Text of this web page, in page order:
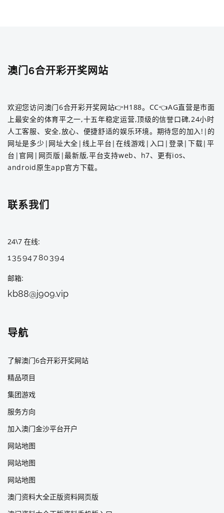
澳门6合开彩开奖网站
欢迎您访问澳门6合开彩开奖网站👉H188。CC👈AG直营是市面
上最安全的体育平之一,十五年稳定运营,顶级的信誉口碑,24小时
人工客服、安全,放心、便捷舒适的娱乐环境。期待您的加入!|的
网址是多少|网址大全|线上平台|在线游戏|入口|登录|下载|平
台|官网|网页版|最新版,平台支持web、h7、更有ios、
android原生app官方下载。
联系我们
24\7 在线
13594780394
邮箱
kb88@j909.vip
导航
了解澳门6合开彩开奖网站
精品项目
集团游戏
服务方向
加入澳门金沙平台开户
网站地图
网站地图
网站地图
澳门资料大全正版资料网页版